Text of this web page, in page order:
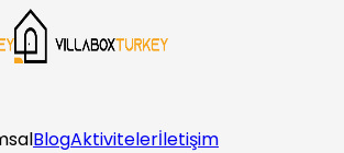
BlogAktivitelerİletişim